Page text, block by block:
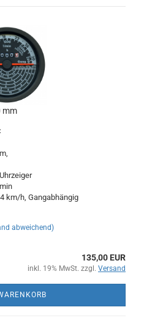
mm
km/h, Gangabhängig
abweichend)
135,00 EUR
inkl. 19% MwSt. zzgl. Versand